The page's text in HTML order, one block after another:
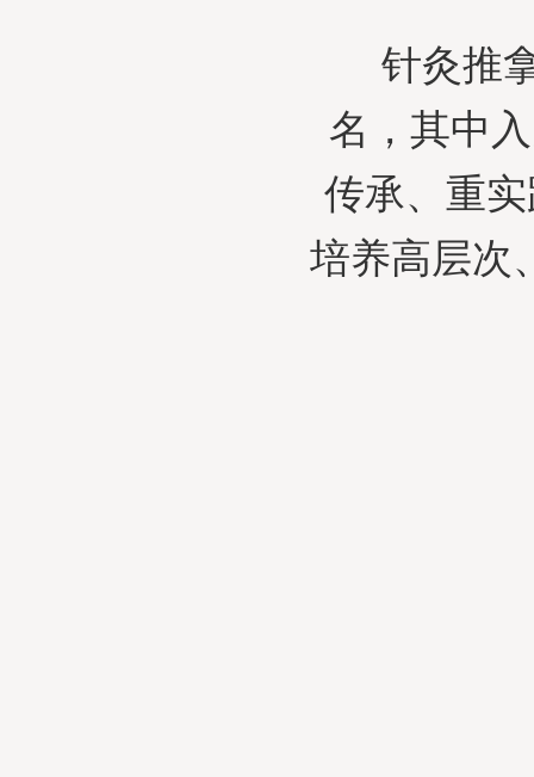
针灸推
名，其中
传承、重
培养高层次